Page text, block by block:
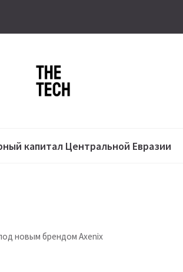
капитал Центральной Евразии
новым брендом Axenix